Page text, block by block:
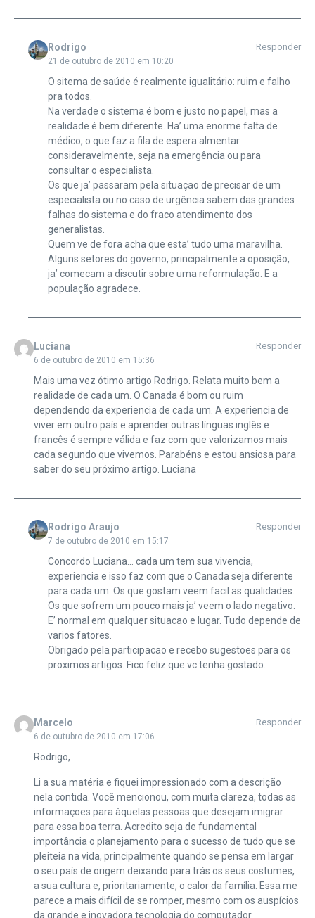
Rodrigo
21 de outubro de 2010 em 10:20
Responder
O sitema de saúde é realmente igualitário: ruim e falho
pra todos.
Na verdade o sistema é bom e justo no papel, mas a
realidade é bem diferente. Ha’ uma enorme falta de
médico, o que faz a fila de espera almentar
consideravelmente, seja na emergência ou para
consultar o especialista.
Os que ja’ passaram pela situaçao de precisar de um
especialista ou no caso de urgência sabem das grandes
falhas do sistema e do fraco atendimento dos
generalistas.
Quem ve de fora acha que esta’ tudo uma maravilha.
Alguns setores do governo, principalmente a oposição,
ja’ comecam a discutir sobre uma reformulação. E a
população agradece.
Luciana
6 de outubro de 2010 em 15:36
Responder
Mais uma vez ótimo artigo Rodrigo. Relata muito bem a
realidade de cada um. O Canada é bom ou ruim
dependendo da experiencia de cada um. A experiencia de
viver em outro país e aprender outras línguas inglês e
francês é sempre válida e faz com que valorizamos mais
cada segundo que vivemos. Parabéns e estou ansiosa para
saber do seu próximo artigo. Luciana
Rodrigo Araujo
7 de outubro de 2010 em 15:17
Responder
Concordo Luciana… cada um tem sua vivencia,
experiencia e isso faz com que o Canada seja diferente
para cada um. Os que gostam veem facil as qualidades.
Os que sofrem um pouco mais ja’ veem o lado negativo.
E’ normal em qualquer situacao e lugar. Tudo depende de
varios fatores.
Obrigado pela participacao e recebo sugestoes para os
proximos artigos. Fico feliz que vc tenha gostado.
Marcelo
6 de outubro de 2010 em 17:06
Responder
Rodrigo,
Li a sua matéria e fiquei impressionado com a descrição
nela contida. Você mencionou, com muita clareza, todas as
informaçoes para àquelas pessoas que desejam imigrar
para essa boa terra. Acredito seja de fundamental
importância o planejamento para o sucesso de tudo que se
pleiteia na vida, principalmente quando se pensa em largar
o seu país de origem deixando para trás os seus costumes,
a sua cultura e, prioritariamente, o calor da família. Essa me
parece a mais difícil de se romper, mesmo com os auspícios
da grande e inovadora tecnologia do computador.